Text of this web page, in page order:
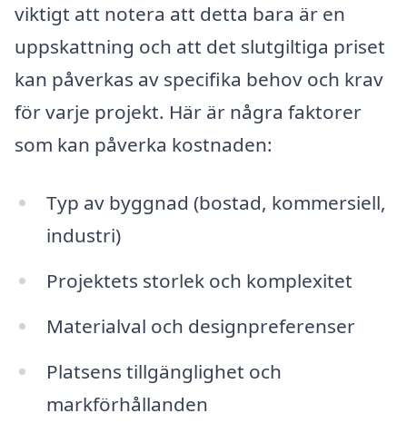
viktigt att notera att detta bara är en
uppskattning och att det slutgiltiga priset
kan påverkas av specifika behov och krav
för varje projekt. Här är några faktorer
som kan påverka kostnaden:
Typ av byggnad (bostad, kommersiell,
industri)
Projektets storlek och komplexitet
Materialval och designpreferenser
Platsens tillgänglighet och
markförhållanden